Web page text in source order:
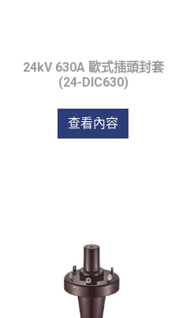
24kV 630A 歐式插頭封套
(24-DIC630)
查看內容